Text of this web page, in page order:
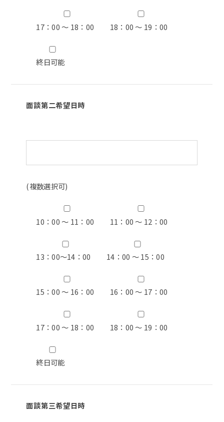
17：00 ～ 18：00 18：00 ～ 19：00
終日可能
面談第二希望日時
(複数選択可)
10：00 ～ 11：00 11：00 ～ 12：00
13：00〜14：00 14：00 ～ 15：00
15：00 ～ 16：00 16：00 ～ 17：00
17：00 ～ 18：00 18：00 ～ 19：00
終日可能
面談第三希望日時